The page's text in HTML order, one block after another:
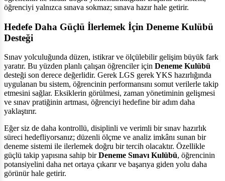
öğrenciyi yalnızca sınava sokmaz; sınava hazır hale getirir.
Hedefe Daha Güçlü İlerlemek İçin Deneme Kulübü
Desteği
Sınav yolculuğunda düzen, istikrar ve ölçülebilir gelişim büyük fark
yaratır. Bu yüzden planlı çalışan öğrenciler için Deneme Kulübü
desteği son derece değerlidir. Gerek LGS gerek YKS hazırlığında
uygulanan bu sistem, öğrencinin performansını somut verilerle takip
etmesini sağlar. Eksiklerin görülmesi, zaman yönetiminin gelişmesi
ve sınav pratiğinin artması, öğrenciyi hedefine bir adım daha
yaklaştırır.
Eğer siz de daha kontrollü, disiplinli ve verimli bir sınav hazırlık
süreci hedefliyorsanız; düzenli ölçme ve analiz imkânı sunan bir
deneme sistemi ile ilerlemek doğru bir tercih olacaktır. Özellikle
güçlü takip yapısına sahip birDeneme Sınavı Kulübü, öğrencinin
potansiyelini daha net ortaya çıkarır ve başarıya giden yolu daha
görünür hale getirir.